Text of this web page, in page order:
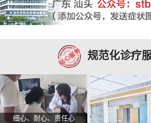
规范化诊疗
细心、耐心、责任心